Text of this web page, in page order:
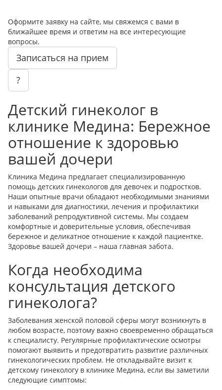
Оформите заявку на сайте, мы свяжемся с вами в
ближайшее время и ответим на все интересующие
вопросы.
Записаться на прием
?
Детский гинеколог в
клинике Медина: Бережное
отношение к здоровью
вашей дочери
Клиника Медина предлагает специализированную
помощь детских гинекологов для девочек и подростков.
Наши опытные врачи обладают необходимыми знаниями
и навыками для диагностики, лечения и профилактики
заболеваний репродуктивной системы. Мы создаем
комфортные и доверительные условия, обеспечивая
бережное и деликатное отношение к каждой пациентке.
Здоровье вашей дочери – наша главная забота.
Когда необходима
консультация детского
гинеколога?
Заболевания женской половой сферы могут возникнуть в
любом возрасте, поэтому важно своевременно обращаться
к специалисту. Регулярные профилактические осмотры
помогают выявить и предотвратить развитие различных
гинекологических проблем. Не откладывайте визит к
детскому гинекологу в клинике Медина, если вы заметили
следующие симптомы: